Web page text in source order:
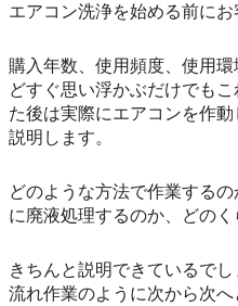
エアコン洗浄を始める前に
購入年数、使用頻度、使用
どすぐ思い浮かぶだけでも
た後は実際にエアコンを作
説明します。
どのような方法で作業する
に廃液処理するのか、どの
きちんと説明できているで
流れ作業のように次から次